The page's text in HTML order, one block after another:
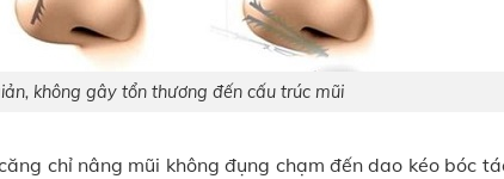
không gây tổn thương đến cấu trúc mũi
chỉ nâng mũi không đụng chạm đến dao kéo bóc